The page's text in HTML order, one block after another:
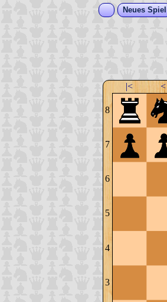
Neues Spiel
|< <
8
7
6
5
4
3